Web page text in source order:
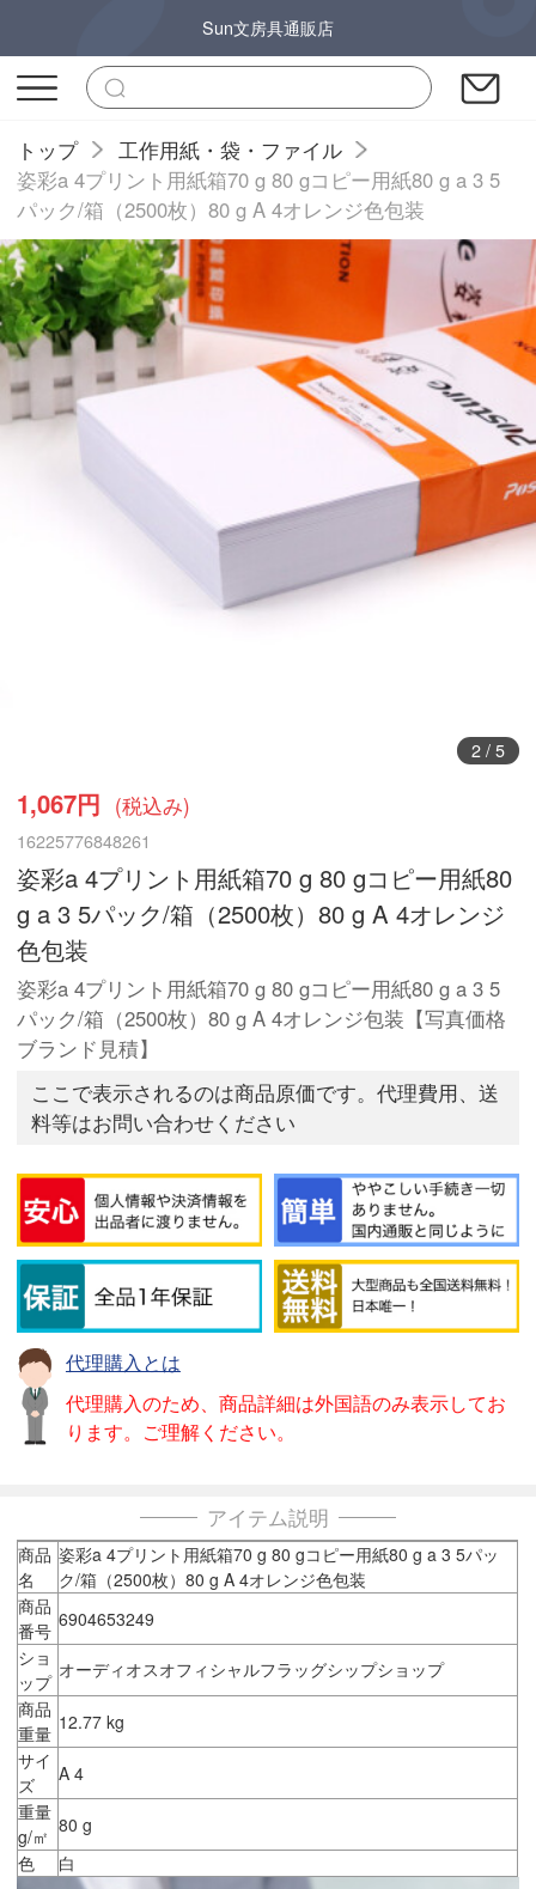
Sun文房具通販店
トップ
工作用紙・袋・ファイル
姿彩a 4プリント用紙箱70 g 80 gコピー用紙80 g a 3 5
パック/箱（2500枚）80 g A 4オレンジ色包装
2/ 5
1,067円 (税込み)
16225776848261
姿彩a 4プリント用紙箱70 g 80 gコピー用紙80
g a 3 5パック/箱（2500枚）80 g A 4オレンジ
色包装
姿彩a 4プリント用紙箱70 g 80 gコピー用紙80 g a 3 5
パック/箱（2500枚）80 g A 4オレンジ包装【写真価格
ブランド見積】
ここで表示されるのは商品原価です。代理費用、送
料等はお問い合わせください
代理購入とは
代理購入のため、商品詳細は外国語のみ表示してお
ります。ご理解ください。
アイテム説明
商品
名
姿彩a 4プリント用紙箱70 g 80 gコピー用紙80 g a 3 5パッ
ク/箱（2500枚）80 g A 4オレンジ色包装
商品
番号 6904653249
ショ
ップ
オーディオスオフィシャルフラッグシップショップ
商品
重量 12.77 kg
サイ
ズ
A 4
重量
g/㎡ 80 g
色
白